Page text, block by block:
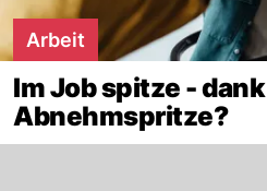
Arbeit
Im Job spitze - dank
Abnehmspritze?